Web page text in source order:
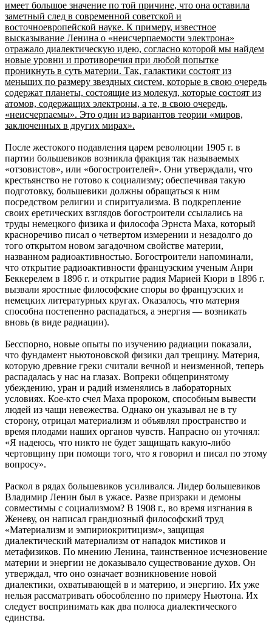
имеет большое значение по той причине, что она оставила
заметный след в современной советской и
восточноевропейской науке. К примеру, известное
высказывание Ленина о «неисчерпаемости электрона»
отражало диалектическую идею, согласно которой мы найдем
новые уровни и противоречия при любой попытке
проникнуть в суть материи. Так, галактики состоят из
меньших по размеру звездных систем, которые в свою очередь
содержат планеты, состоящие из молекул, которые состоят из
атомов, содержащих электроны, а те, в свою очередь,
«неисчерпаемы». Это один из вариантов теории «миров,
заключенных в других мирах».
После жестокого подавления царем революции 1905 г. в
партии большевиков возникла фракция так называемых
«отзовистов», или «богостроителей». Они утверждали, что
крестьянство не готово к социализму; обеспечивая такую
подготовку, большевики должны обращаться к ним
посредством религии и спиритуализма. В подкрепление
своих еретических взглядов богостроители ссылались на
труды немецкого физика и философа Эрнста Маха, который
красноречиво писал о четвертом измерении и незадолго до
того открытом новом загадочном свойстве материи,
названном радиоактивностью. Богостроители напоминали,
что открытие радиоактивности французским ученым Анри
Беккерелем в 1896 г. и открытие радия Марией Кюри в 1896 г.
вызвали яростные философские споры во французских и
немецких литературных кругах. Оказалось, что материя
способна постепенно распадаться, а энергия — возникать
вновь (в виде радиации).
Бесспорно, новые опыты по изучению радиации показали,
что фундамент ньютоновской физики дал трещину. Материя,
которую древние греки считали вечной и неизменной, теперь
распадалась у нас на глазах. Вопреки общепринятому
убеждению, уран и радий изменялись в лабораторных
условиях. Кое-кто счел Маха пророком, способным вывести
людей из чащи невежества. Однако он указывал не в ту
сторону, отрицал материализм и объявлял пространство и
время плодами наших органов чувств. Напрасно он уточнял:
«Я надеюсь, что никто не будет защищать какую-либо
чертовщину при помощи того, что я говорил и писал по этому
вопросу».
Раскол в рядах большевиков усиливался. Лидер большевиков
Владимир Ленин был в ужасе. Разве призраки и демоны
совместимы с социализмом? В 1908 г., во время изгнания в
Женеву, он написал грандиозный философский труд
«Материализм и эмпириокритицизм», защищая
диалектический материализм от нападок мистиков и
метафизиков. По мнению Ленина, таинственное исчезновение
материи и энергии не доказывало существование духов. Он
утверждал, что оно означает возникновение новой
диалектики, охватывающей в и материю, и энергию. Их уже
нельзя рассматривать обособленно по примеру Ньютона. Их
следует воспринимать как два полюса диалектического
единства.